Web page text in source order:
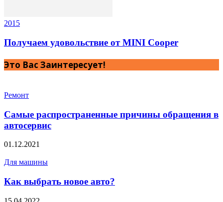
2015
Получаем удовольствие от MINI Cooper
Это Вас Заинтересует!
Ремонт
Самые распространенные причины обращения в
автосервис
01.12.2021
Для машины
Как выбрать новое авто?